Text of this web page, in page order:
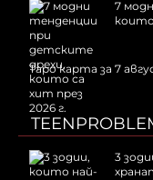
7
които
Таро карта за 7
3